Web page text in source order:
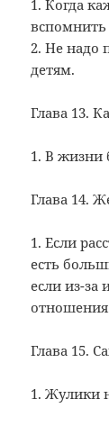
1. Когда
2. Не надо
детям.
Глава 13.
1. В жизни
Глава 14.
1. Если
есть
если из-
отношения
Глава 15.
1. Жулики